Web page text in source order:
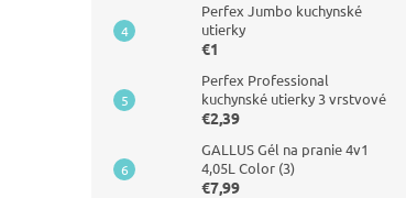
Perfex Jumbo kuchynské
utierky
€1
Perfex Professional
kuchynské utierky 3 vrstvové
€2,39
GALLUS Gél na pranie 4v1
4,05L Color (3)
€7,99